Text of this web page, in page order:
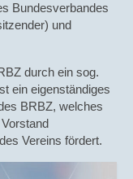
Bundesverbandes
und
durch ein sog.
ein eigenständiges
BRBZ, welches
Vereins fördert.